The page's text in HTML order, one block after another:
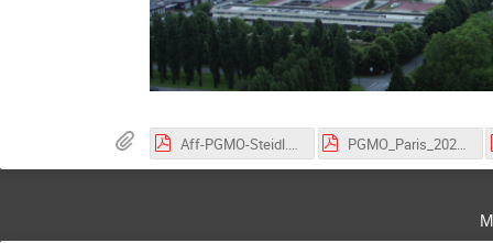
Aff-PGMO-Steidl.pdf PGMO_Paris_2023_0.pdf